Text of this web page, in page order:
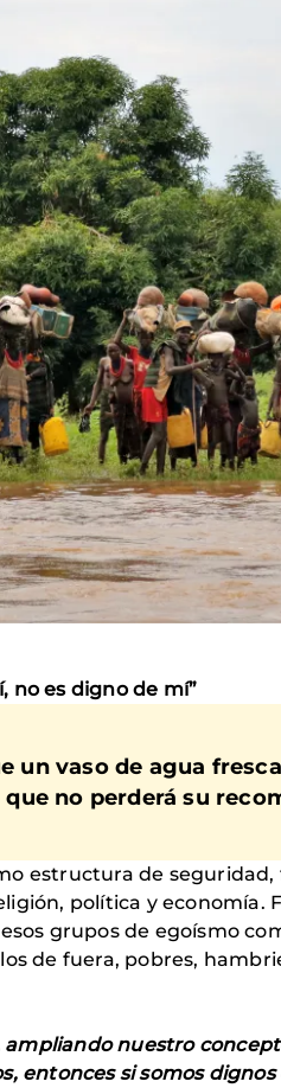
no es digno de mí”
un vaso de agua
no perderá su
estructura de
política y
grupos de egoísmo
de fuera, pobres,
nuestro
entonces si somos dignos